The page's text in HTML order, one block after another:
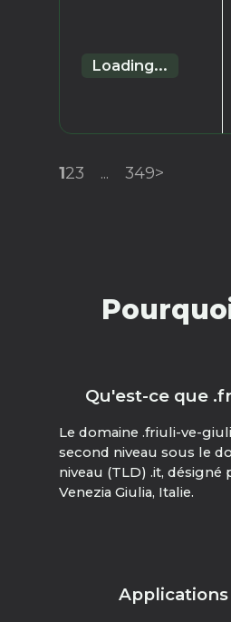
Loading...
123 ... 349>
Qu'est-ce que
Le domaine .friuli-ve-
second niveau sous le
niveau (TLD) .it,
Venezia Giulia, Italie.